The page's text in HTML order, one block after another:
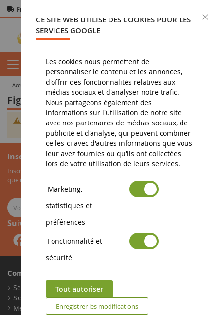
Frais de port offerts
Paiement sécurisé Retours
accueil figurine Figurine chevalier
Figurine chevalier
Impossible de trouver des produits correspondants à votre
sélection.
Inscription à la newsletter
Inscrivez-vous à notre newsletter pour recevoir nos bons plans, ainsi
que nos nouveautés sur les miniatures agricoles.
Suivez-nous
Compte
Se connecter
S'enregistrer
Mes points de fidélité
CE SITE WEB UTILISE DES COOKIES POUR LES
SERVICES GOOGLE
Les cookies nous permettent de
personnaliser le contenu et les annonces,
d'offrir des fonctionnalités relatives aux
médias sociaux et d'analyser notre trafic.
Nous partageons également des
informations sur l'utilisation de notre site
avec nos partenaires de médias sociaux, de
publicité et d'analyse, qui peuvent combiner
celles-ci avec d'autres informations que vous
leur avez fournies ou qu'ils ont collectées
lors de votre utilisation de leurs services.
Marketing,
statistiques et
préférences
Fonctionnalité et
sécurité
Tout autoriser
Enregistrer les modifications